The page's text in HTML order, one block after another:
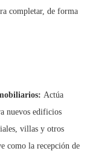
completar, de forma
Actúa
nuevos edificios
villas y otros
como la recepción de